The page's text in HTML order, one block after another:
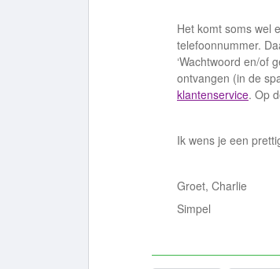
Het komt soms wel
telefoonnummer.
‘Wachtwoord en/of
ontvangen (in de
klantenservice. Op
Ik wens je een
Groet, Charlie
Simpel